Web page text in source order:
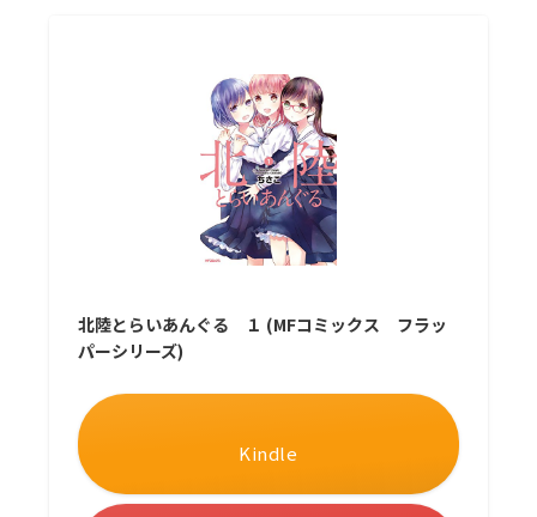
北陸とらいあんぐる １ (MFコミックス フラッ
パーシリーズ)
Kindle